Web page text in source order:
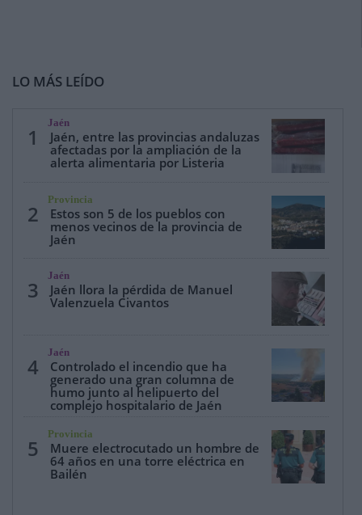
LO MÁS LEÍDO
1
Jaén
Jaén, entre las provincias andaluzas
afectadas por la ampliación de la
alerta alimentaria por Listeria
2
Provincia
Estos son 5 de los pueblos con
menos vecinos de la provincia de
Jaén
3
Jaén
Jaén llora la pérdida de Manuel
Valenzuela Civantos
4
Jaén
Controlado el incendio que ha
generado una gran columna de
humo junto al helipuerto del
complejo hospitalario de Jaén
5
Provincia
Muere electrocutado un hombre de
64 años en una torre eléctrica en
Bailén